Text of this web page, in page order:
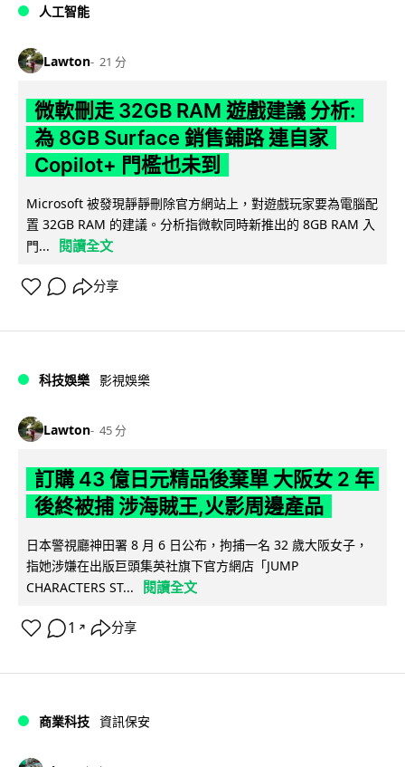
人工智能
Lawton 21 分
微軟刪走 32GB RAM 遊戲建議 分析:
為 8GB Surface 銷售鋪路 連自家
Copilot+ 門檻也未到
Microsoft 被發現靜靜刪除官方網站上，對遊戲玩家要為電腦配
置 32GB RAM 的建議。分析指微軟同時新推出的 8GB RAM 入
門...
閱讀全文
分享
科技娛樂 影視娛樂
Lawton 45 分
訂購 43 億日元精品後棄單 大阪女 2 年
後終被捕 涉海賊王,火影周邊產品
日本警視廳神田署 8 月 6 日公布，拘捕一名 32 歲大阪女子，
指她涉嫌在出版巨頭集英社旗下官方網店「JUMP
CHARACTERS ST...
閱讀全文
1 ↗ 分享
商業科技 資訊保安